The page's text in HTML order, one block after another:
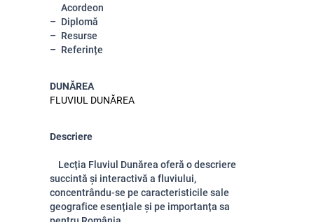
Acordeon
Diplomă
Resurse
Referințe
DUNĂREA
FLUVIUL DUNĂREA
Descriere
Lecția Fluviul Dunărea oferă o descriere
succintă și interactivă a fluviului,
concentrându-se pe caracteristicile sale
geografice esențiale și pe importanța sa